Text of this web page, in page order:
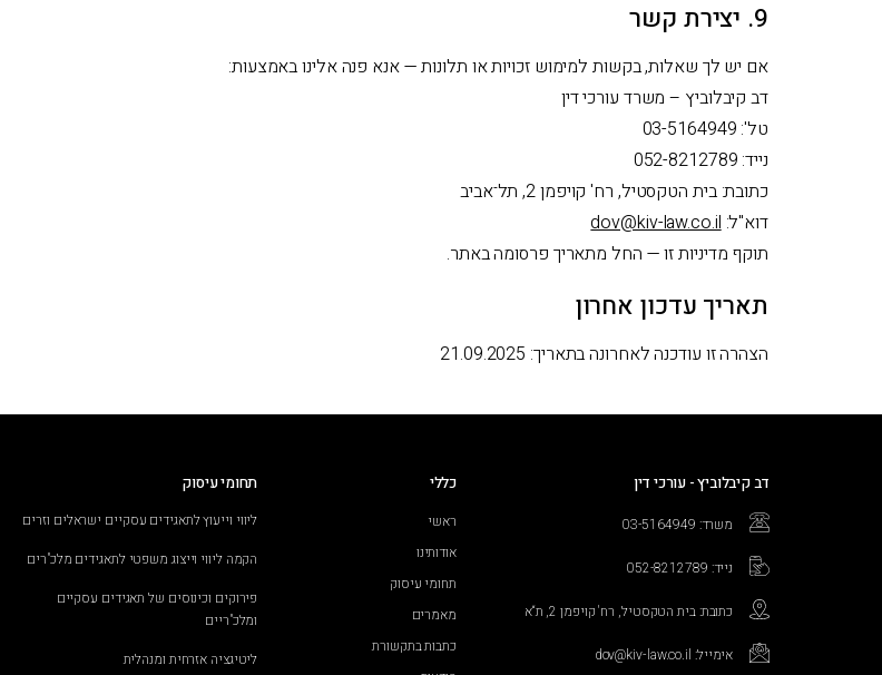
9. יצירת קשר
אם יש לך שאלות, בקשות למימוש זכויות או תלונות — אנא פנה אלינו באמצעות:
דב קיבלוביץ – משרד עורכי דין
טל': 03-5164949
נייד: 052-8212789
כתובת: בית הטקסטיל, רח' קויפמן 2, תל־אביב
דוא"ל:dov@kiv-law.co.il
תוקף מדיניות זו — החל מתאריך פרסומה באתר.
תאריך עדכון אחרון
הצהרה זו עודכנה לאחרונה בתאריך: 21.09.2025
דב קיבלוביץ - עורכי דין
משרד: 03-5164949
נייד: 052-8212789
כתובת: בית הטקסטיל, רח' קויפמן 2, ת“א
אימייל: dov@kiv-law.co.il
כללי
ראשי
אודותינו
תחומי עיסוק
מאמרים
כתבות בתקשורת
תחומי עיסוק
ליווי וייעוץ לתאגידים עסקיים ישראלים וזרים
הקמה ליווי וייצוג משפטי לתאגידים מלכ"רים
פירוקים וכינוסים של תאגידים עסקיים
ומלכ"ריים
ליטיגציה אזרחית ומנהלית